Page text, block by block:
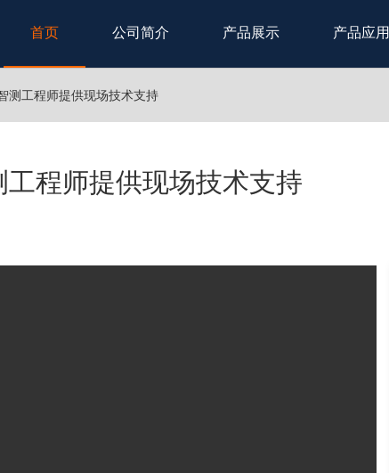
首页 公司简介 产品展示 产品应用
测工程师提供现场技术支持
程师提供现场技术支持